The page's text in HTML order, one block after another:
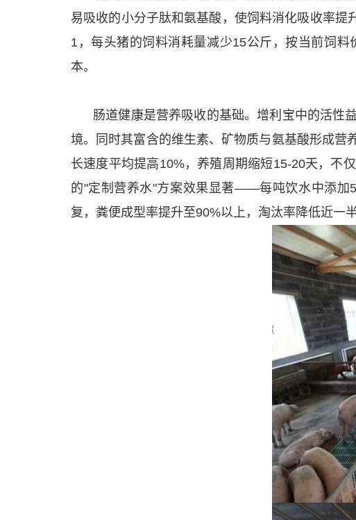
易吸收的小分子肽和氨基酸，使饲料消化吸收率
1，每头猪的饲料消耗量减少15公斤，按当前饲
本。
肠道健康是营养吸收的基础。增利宝中的活性
境。同时其富含的维生素、矿物质与氨基酸形成营
长速度平均提高10%，养殖周期缩短15-20天，不
的"定制营养水"方案效果显著——每吨饮水中添加
复，粪便成型率提升至90%以上，淘汰率降低近一半